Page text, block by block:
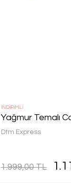
İNDİRİMLİ
Yağmur Temalı
Dtm Express
1.999,00 TL